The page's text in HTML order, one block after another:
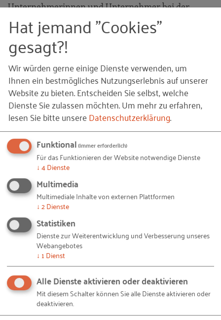
Unternehmerinnen und Unternehmer bei der
Gestaltung ihres Testaments vieles beachten:
Sind sie durch die Vereinbarungen in den
geltenden Gesellschaftsverträgen in der
Gestaltungsfreiheit eingeschränkt?
Wie ist die Interessenlage der anderen
Gesellschafterinnen/Gesellschafter, der eigenen
Ehepartner oder der eigenen Abkömmlinge?
Welchen Einfluss hat der eheliche Güterstand
auf die Erbfolge und damit auch auf die
Gestaltung und muss man diesen vielleicht
ändern?
Kann die steuerliche Belastung durch
geschickte Gestaltung der Nachfolge gemindert
oder - im Einzelfall - vielleicht ganz vermieden
werden?
Die Weichen für die Zukunft eines Unternehmens
werden maßgeblich auch bei der Gestaltung seines
Testaments gestellt. Im Rahmen dieses Vortrages
werden Sie die Grundzüge des Erbrechts unter
Berücksichtigung der Besonderheiten des
Hat jemand "Cookies"
gesagt?!
Wir würden gerne einige Dienste verwenden, um
Ihnen ein bestmögliches Nutzungserlebnis auf unserer
Website zu bieten. Entscheiden Sie selbst, welche
Dienste Sie zulassen möchten.Um mehr zu erfahren,
lesen Sie bitte unsereDatenschutzerklärung.
Funktional(immer erforderlich)
Für das Funktionieren der Website notwendige Dienste
↓ 4Dienste
Multimedia
Multimediale Inhalte von externen Plattformen
↓ 2Dienste
Statistiken
Dienste zur Weiterentwicklung und Verbesserung unseres
Webangebotes
↓ 1 Dienst
Alle Dienste aktivieren oder deaktivieren
Mit diesem Schalter können Sie alle Dienste aktivieren oder
deaktivieren.